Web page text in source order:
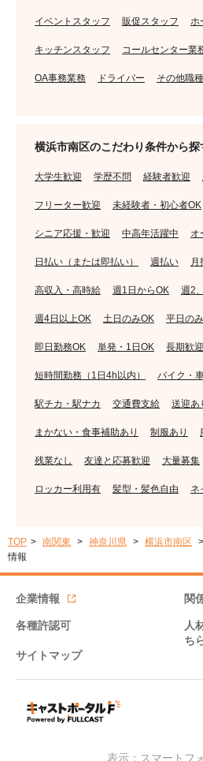
イベントスタッフ 販促スタッフ ホ
キッチンスタッフ コールセンター業
OA事務業務 ドライバー その他職種
横浜市南区のこだわり条件から探
大学生歓迎 学歴不問 経験者歓迎
フリーター歓迎 未経験者・初心者OK
シニア応援・歓迎 中高年活躍中 オ
日払い（または即払い） 週払い 月
高収入・高時給 週1日からOK 週2
週4日以上OK 土日のみOK 平日の
即日勤務OK 単発・1日OK 長期歓迎
短時間勤務（1日4h以内） バイク・
駅チカ・駅ナカ 交通費支給 送迎あ
まかない・食事補助あり 制服あり
残業なし 友達と応募歓迎 大量募集
ロッカー利用有 髪型・髪色自由 ネ
TOP 南関東 神奈川県 横浜市南区
情報
企業情報 関
各種許認可 人
ち
サイトマップ
表示：スマートフ